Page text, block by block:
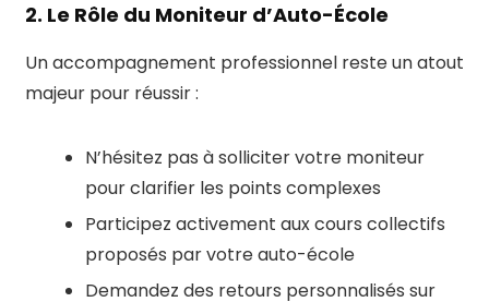
2. Le Rôle du Moniteur d’Auto-École
Un accompagnement professionnel reste un atout
majeur pour réussir :
N’hésitez pas à solliciter votre moniteur
pour clarifier les points complexes
Participez activement aux cours collectifs
proposés par votre auto-école
Demandez des retours personnalisés sur